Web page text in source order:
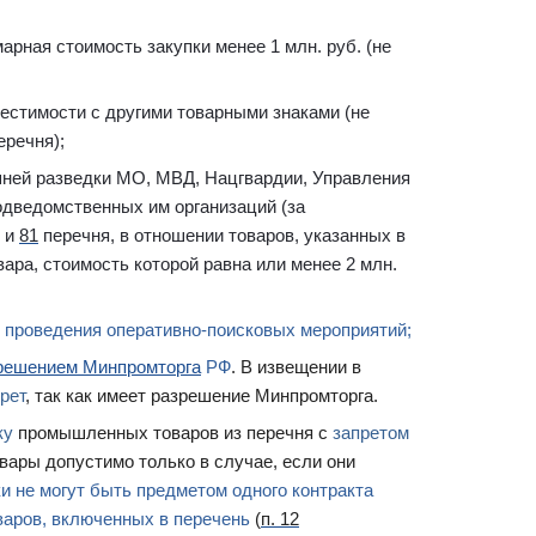
стоимость закупки менее 1 млн. руб. (не
с другими товарными знаками (не
разведки МО, МВД, Нацгвардии, Управления
им организаций (за
и 81 перечня, в отношении товаров, указанных в
стоимость которой равна или менее 2 млн.
оперативно-поисковых мероприятий;
Минпромторга РФ. В извещении в
, так как имеет разрешение Минпромторга.
промышленных товаров из перечня с запретом
допустимо только в случае, если они
не могут быть предметом одного контракта
включенных в перечень (п. 12